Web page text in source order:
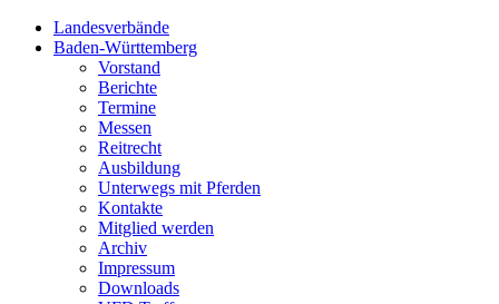
Landesverbände
Baden-Württemberg
Vorstand
Berichte
Termine
Messen
Reitrecht
Ausbildung
Unterwegs mit Pferden
Kontakte
Mitglied werden
Archiv
Impressum
Downloads